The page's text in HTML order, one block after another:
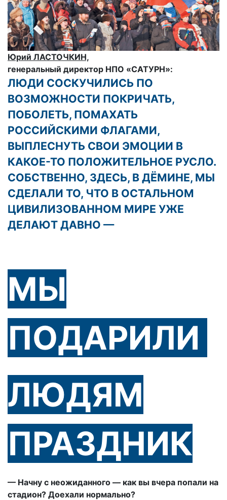
Юрий ЛАСТОЧКИН,
генеральный директор НПО «САТУРН»:
ЛЮДИ СОСКУЧИЛИСЬ ПО
ВОЗМОЖНОСТИ ПОКРИЧАТЬ,
ПОБОЛЕТЬ, ПОМАХАТЬ
РОССИЙСКИМИ ФЛАГАМИ,
ВЫПЛЕСНУТЬ СВОИ ЭМОЦИИ В
КАКОЕ-ТО ПОЛОЖИТЕЛЬНОЕ РУСЛО.
СОБСТВЕННО, ЗДЕСЬ, В ДЁМИНЕ, МЫ
СДЕЛАЛИ ТО, ЧТО В ОСТАЛЬНОМ
ЦИВИЛИЗОВАННОМ МИРЕ УЖЕ
ДЕЛАЮТ ДАВНО —
МЫ
ПОДАРИЛИ
ЛЮДЯМ
ПРАЗДНИК
— Начну с неожиданного — как вы вчера попали на
стадион? Доехали нормально?